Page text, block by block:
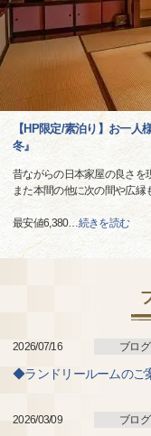
【HP限定/素泊り】お一人
冬』
昔ながらの日本家屋の良さを
また本間の他に次の間や広縁
最安値6,380…続きを読む
2026/07/16 ブログ
◆ランドリールームの
2026/03/09 ブログ